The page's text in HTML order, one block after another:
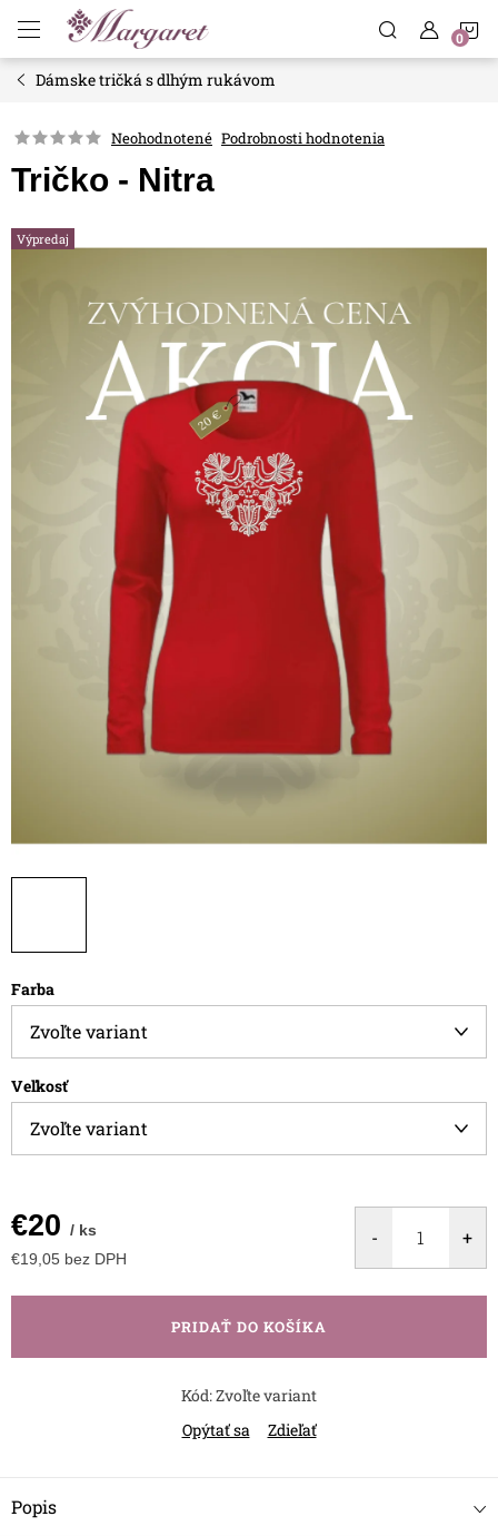
obsah
Dámske tričká s dlhým rukávom
Neohodnotené Podrobnosti hodnotenia
Tričko - Nitra
Výpredaj
Farba
Veľkosť
€20 / ks
€19,05 bez DPH
cena:
PRIDAŤ DO KOŠÍKA
Kód:Zvoľte variant
Opýtať sa
Zdieľať
Popis